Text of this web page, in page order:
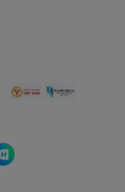
lõi xanh vô cùng chắc
được mối mọt, cong vênh
mịn lau chùi vệ sinh dễ dàng
sử dụng tốt nhất, chất
công nghiệp tiên tiến. Đảm
trọng lượng lớn với tuổi thọ